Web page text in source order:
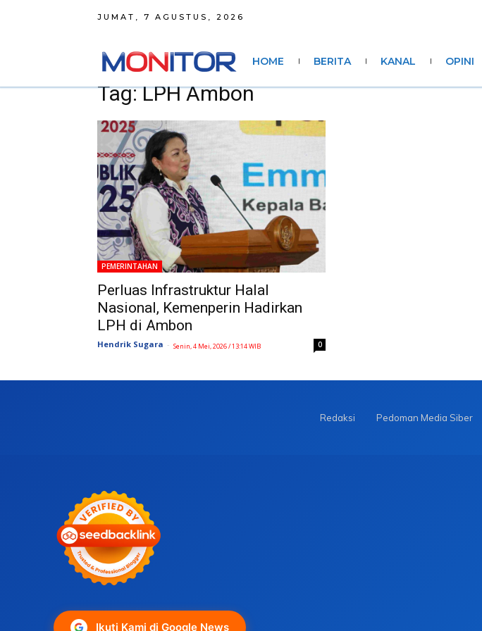
JUMAT, 7 AGUSTUS, 2026
HOME BERITA KANAL OPINI
Tag: LPH Ambon
PEMERINTAHAN
Perluas Infrastruktur Halal
Nasional, Kemenperin Hadirkan
LPH di Ambon
Hendrik Sugara - Senin, 4 Mei, 2026 / 13:14 WIB 0
Redaksi Pedoman Media Siber
Ikuti Kami di Google News